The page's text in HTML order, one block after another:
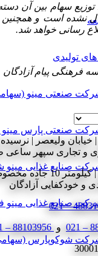
تولیدی
صنعتی مینو
صنعتی پارس
صنایع غذایی
صنایع غذایی
شوکوپارس
توزیع سهام بین آن
نشده است و همچنین
رسانی خواهد شد.
فرهنگی پیام آزادگان
| خیابان ولیعصر |
و تجاری سپهر ساعی
تهران | کیلومتر
و خودکفایی آزادگان
و